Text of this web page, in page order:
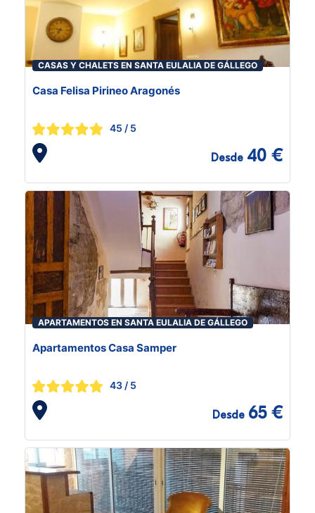
CASAS Y CHALETS EN SANTA EULALIA DE GÁLLEGO
Casa Felisa Pirineo Aragonés
45 / 5
Desde 40 €
APARTAMENTOS EN SANTA EULALIA DE GÁLLEGO
Apartamentos Casa Samper
43 / 5
Desde 65 €